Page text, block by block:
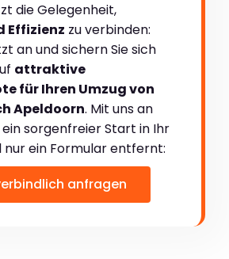
die Gelegenheit,
Effizienz zu verbinden:
an und sichern Sie sich
attraktive
für Ihren Umzug von
Apeldoorn. Mit uns an
sorgenfreier Start in Ihr
nur ein Formular entfernt:
anfragen